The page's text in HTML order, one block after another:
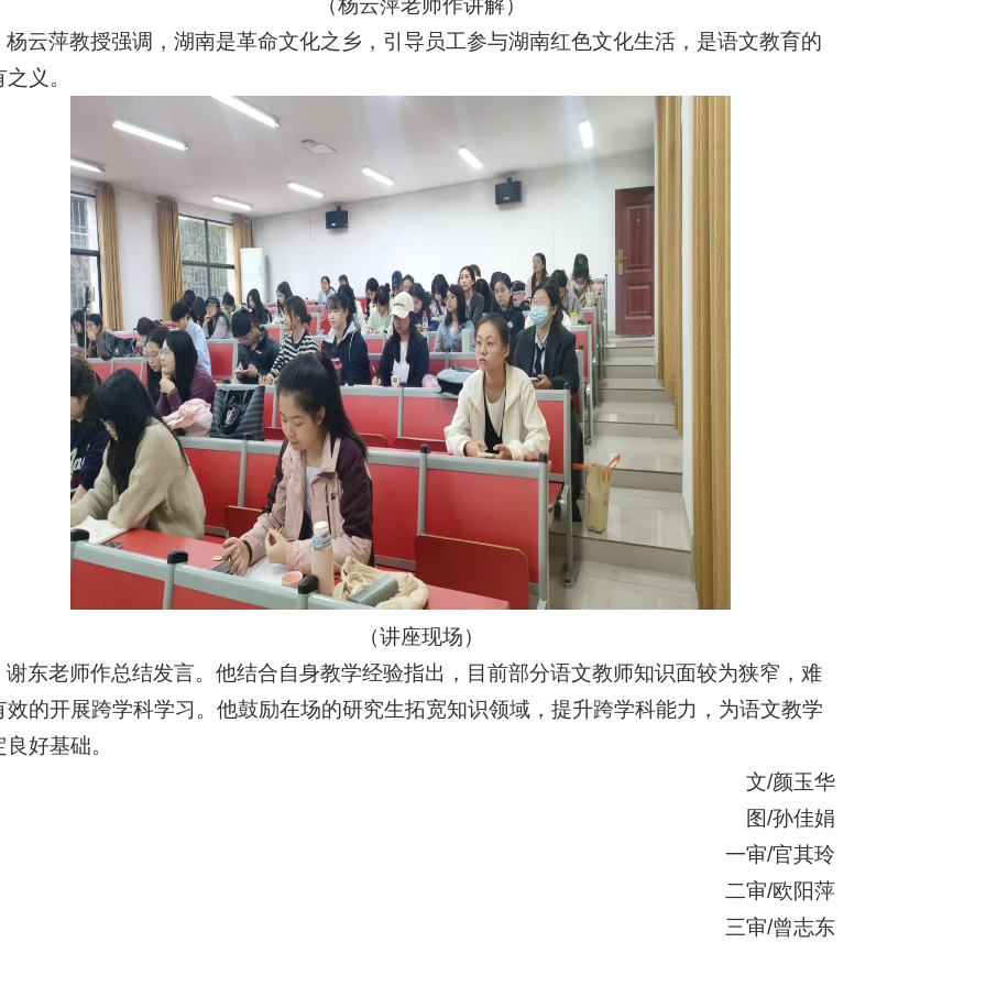
（杨云萍老师作讲解）
杨云萍教授强调，湖南是革命文化之乡，引导员工参与湖南红色文化生活，是语文教育的
义。
（讲座现场）
谢东老师作总结发言。他结合自身教学经验指出，目前部分语文教师知识面较为狭窄，难
效的开展跨学科学习。他鼓励在场的研究生拓宽知识领域，提升跨学科能力，为语文教学
好基础。
文/颜玉华
图/孙佳娟
一审/官其玲
二审/欧阳萍
三审/曾志东